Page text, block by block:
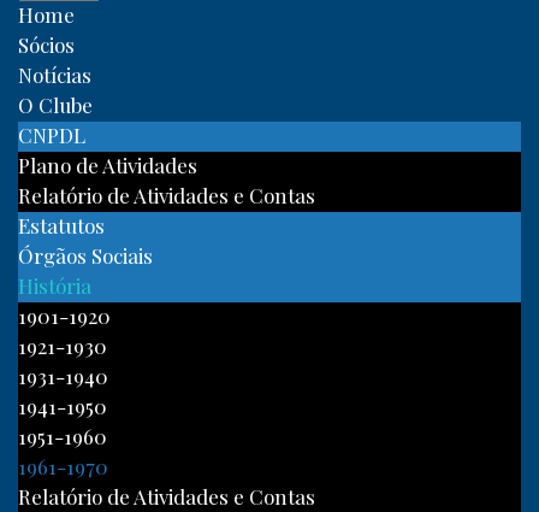
Home
Sócios
Notícias
O Clube
CNPDL
Plano de Atividades
Relatório de Atividades e Contas
Estatutos
Órgãos Sociais
História
1901-1920
1921-1930
1931-1940
1941-1950
1951-1960
1961-1970
Relatório de Atividades e Contas